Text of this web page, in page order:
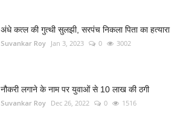
अंधे कत्ल की गुत्थी सुलझी, सरपंच निकला पिता का हत्यारा
Suvankar Roy Jan 3, 2023 0 3002
नौकरी लगाने के नाम पर युवाओं से 10 लाख की ठगी
Suvankar Roy Dec 26, 2022 0 1516